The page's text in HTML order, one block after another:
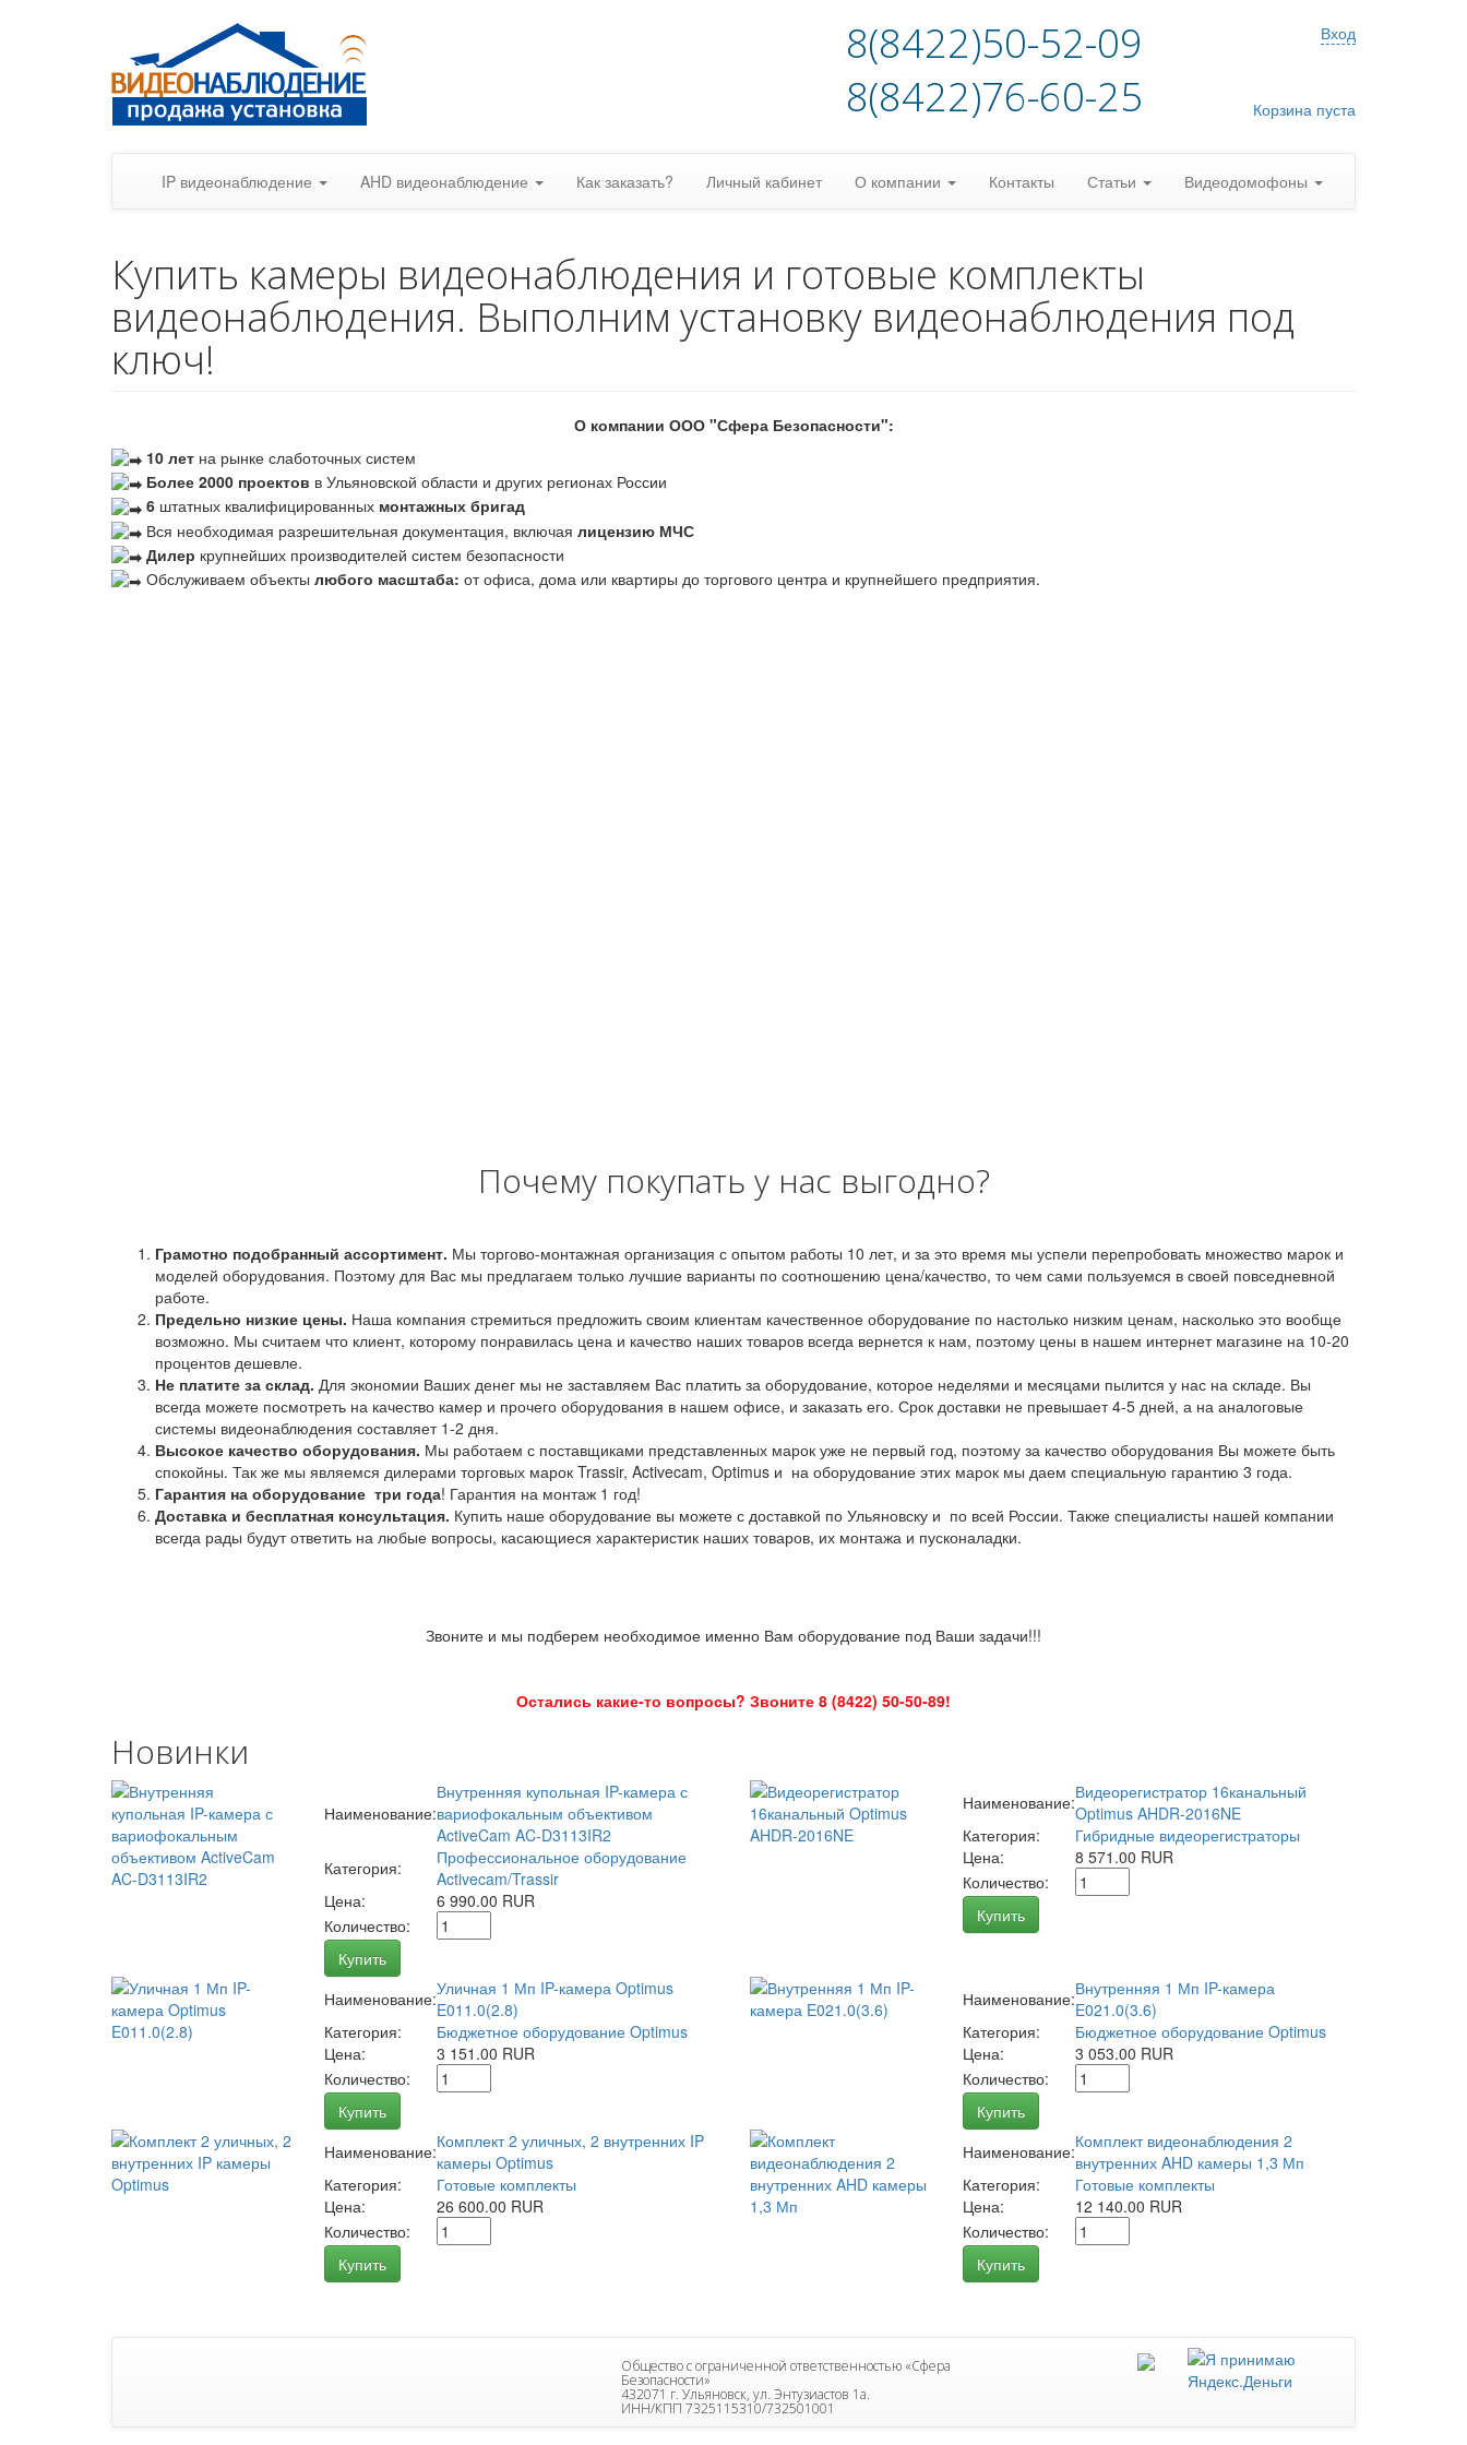
8(8422)50-52-09
8(8422)76-60-25
Вход
Корзина пуста
IP видеонаблюдение AHD видеонаблюдение Как заказать? Личный кабинет О компании Контакты Статьи Видеодомофоны
Купить камеры видеонаблюдения и готовые комплекты
видеонаблюдения. Выполним установку видеонаблюдения под
ключ!
О компании ООО "Сфера Безопасности":
10 лет на рынке слаботочных систем
Более 2000 проектов в Ульяновской области и других регионах России
6 штатных квалифицированных монтажных бригад
Вся необходимая разрешительная документация, включая лицензию МЧС
Дилер крупнейших производителей систем безопасности
Обслуживаем объекты любого масштаба: от офиса, дома или квартиры до торгового центра и крупнейшего предприятия.
Почему покупать у нас выгодно?
Грамотно подобранный ассортимент. Мы торгово-монтажная организация с опытом работы 10 лет, и за это время мы успели перепробовать множество марок и
моделей оборудования. Поэтому для Вас мы предлагаем только лучшие варианты по соотношению цена/качество, то чем сами пользуемся в своей повседневной
работе.
Предельно низкие цены. Наша компания стремиться предложить своим клиентам качественное оборудование по настолько низким ценам, насколько это вообще
возможно. Мы считаем что клиент, которому понравилась цена и качество наших товаров всегда вернется к нам, поэтому цены в нашем интернет магазине на 10-20
процентов дешевле.
Не платите за склад. Для экономии Ваших денег мы не заставляем Вас платить за оборудование, которое неделями и месяцами пылится у нас на складе. Вы
всегда можете посмотреть на качество камер и прочего оборудования в нашем офисе, и заказать его. Срок доставки не превышает 4-5 дней, а на аналоговые
системы видеонаблюдения составляет 1-2 дня.
Высокое качество оборудования. Мы работаем с поставщиками представленных марок уже не первый год, поэтому за качество оборудования Вы можете быть
спокойны. Так же мы являемся дилерами торговых марок Trassir, Activecam, Optimus и на оборудование этих марок мы даем специальную гарантию 3 года.
Гарантия на оборудование три года! Гарантия на монтаж 1 год!
Доставка и бесплатная консультация. Купить наше оборудование вы можете с доставкой по Ульяновску и по всей России. Также специалисты нашей компании
всегда рады будут ответить на любые вопросы, касающиеся характеристик наших товаров, их монтажа и пусконаладки.
Звоните и мы подберем необходимое именно Вам оборудование под Ваши задачи!!!
Остались какие-то вопросы? Звоните 8 (8422) 50-50-89!
Новинки
Наименование:
Внутренняя купольная IP-камера с
вариофокальным объективом
ActiveCam AC-D3113IR2
Категория:
Профессиональное оборудование
Activecam/Trassir
Цена:
6 990.00 RUR
Количество:
Купить
Наименование:Видеорегистратор 16канальный
Optimus AHDR-2016NE
Категория:
Гибридные видеорегистраторы
Цена:
8 571.00 RUR
Количество:
Купить
Наименование:Уличная 1 Мп IP-камера Optimus
E011.0(2.8)
Категория:
Бюджетное оборудование Optimus
Цена:
3 151.00 RUR
Количество:
Купить
Наименование:Внутренняя 1 Мп IP-камера
E021.0(3.6)
Категория:
Бюджетное оборудование Optimus
Цена:
3 053.00 RUR
Количество:
Купить
Наименование:Комплект 2 уличных, 2 внутренних IP
камеры Optimus
Категория:
Готовые комплекты
Цена:
26 600.00 RUR
Количество:
Купить
Наименование:Комплект видеонаблюдения 2
внутренних AHD камеры 1,3 Мп
Категория:
Готовые комплекты
Цена:
12 140.00 RUR
Количество:
Купить
Общество с ограниченной ответственностью «Сфера
Безопасности»
432071 г. Ульяновск, ул. Энтузиастов 1а.
ИНН/КПП 7325115310/732501001